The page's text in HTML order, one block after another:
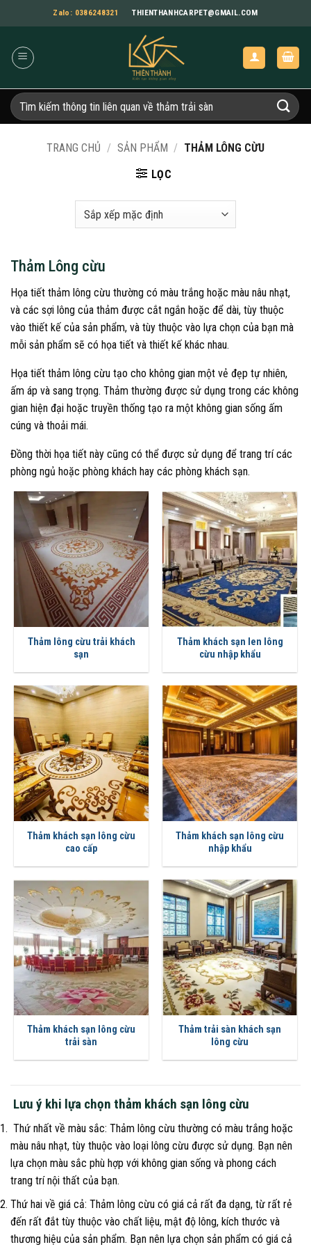
qua
dung
Zalo: 0386248321 THIENTHANHCARPET@GMAIL.COM
Tìm
kiếm:
TRANG CHỦ / SẢN PHẨM / THẢM LÔNG CỪU
LỌC
Thảm Lông cừu
Họa tiết thảm lông cừu thường có màu trắng hoặc màu nâu nhạt,
và các sợi lông của thảm được cắt ngắn hoặc để dài, tùy thuộc
vào thiết kế của sản phẩm, và tùy thuộc vào lựa chọn của bạn mà
mỗi sản phẩm sẽ có họa tiết và thiết kế khác nhau.
Họa tiết thảm lông cừu tạo cho không gian một vẻ đẹp tự nhiên,
ấm áp và sang trọng. Thảm thường được sử dụng trong các không
gian hiện đại hoặc truyền thống tạo ra một không gian sống ấm
cúng và thoải mái.
Đồng thời họa tiết này cũng có thể được sử dụng để trang trí các
phòng ngủ hoặc phòng khách hay các phòng khách sạn.
Thảm lông cừu trải khách
sạn
Thảm khách sạn len lông
cừu nhập khẩu
Thảm khách sạn lông cừu
cao cấp
Thảm khách sạn lông cừu
nhập khẩu
Thảm khách sạn lông cừu
trải sàn
Thảm trải sàn khách sạn
lông cừu
Lưu ý khi lựa chọn thảm khách sạn lông cừu
Thứ nhất về màu sắc: Thảm lông cừu thường có màu trắng hoặc
màu nâu nhạt, tùy thuộc vào loại lông cừu được sử dụng. Bạn nên
lựa chọn màu sắc phù hợp với không gian sống và phong cách
trang trí nội thất của bạn.
Thứ hai về giá cả: Thảm lông cừu có giá cả rất đa dạng, từ rất rẻ
đến rất đắt tùy thuộc vào chất liệu, mật độ lông, kích thước và
thương hiệu của sản phẩm. Bạn nên lựa chọn sản phẩm có giá cả